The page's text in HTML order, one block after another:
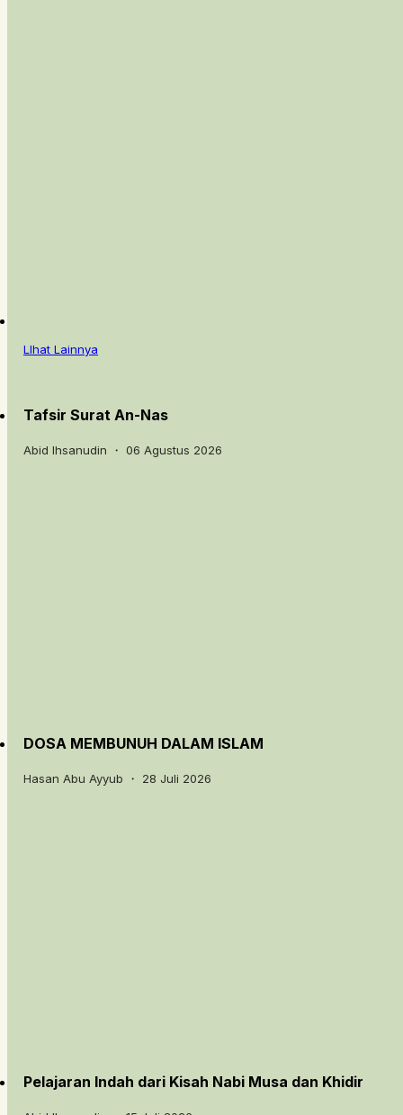
LIhat Lainnya
Tafsir Surat An-Nas
Abid Ihsanudin ・ 06 Agustus 2026
DOSA MEMBUNUH DALAM ISLAM
Hasan Abu Ayyub ・ 28 Juli 2026
Pelajaran Indah dari Kisah Nabi Musa dan Khidir